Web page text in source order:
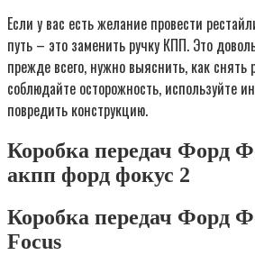
Если у вас есть желание провести
путь – это заменить ручку КПП. Это
прежде всего, нужно выяснить, как снять
соблюдайте осторожность, используйте
повредить конструкцию.
Коробка передач Форд
акпп форд фокус 2
Коробка передач Форд
Focus